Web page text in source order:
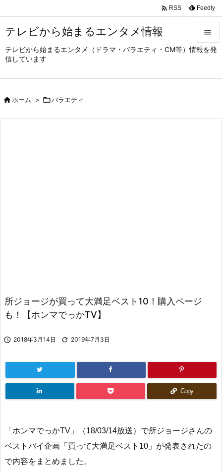
テレビから始まるエンタメ情報
テレビから始まるエンタメ（ドラマ・バラエティ・CM等）情報を発
信しています



 RSS Feedly
ホーム > バラエティ
所ジョージが買って大満足ベスト10！購入ページ
も！【ホンマでっかTV】
 2018年3月14日  2019年7月3日
Copy
「ホンマでっかTV」（18/03/14放送）で所ジョージさんの
ベストバイ企画「買って大満足ベスト10」が発表されたの
で内容をまとめました。